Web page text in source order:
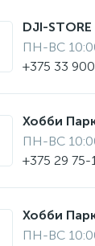
DJI-
ПН-ВС
+375 33
Хобби
ПН-ВС
+375 29 75-
Хобби
ПН-ВС